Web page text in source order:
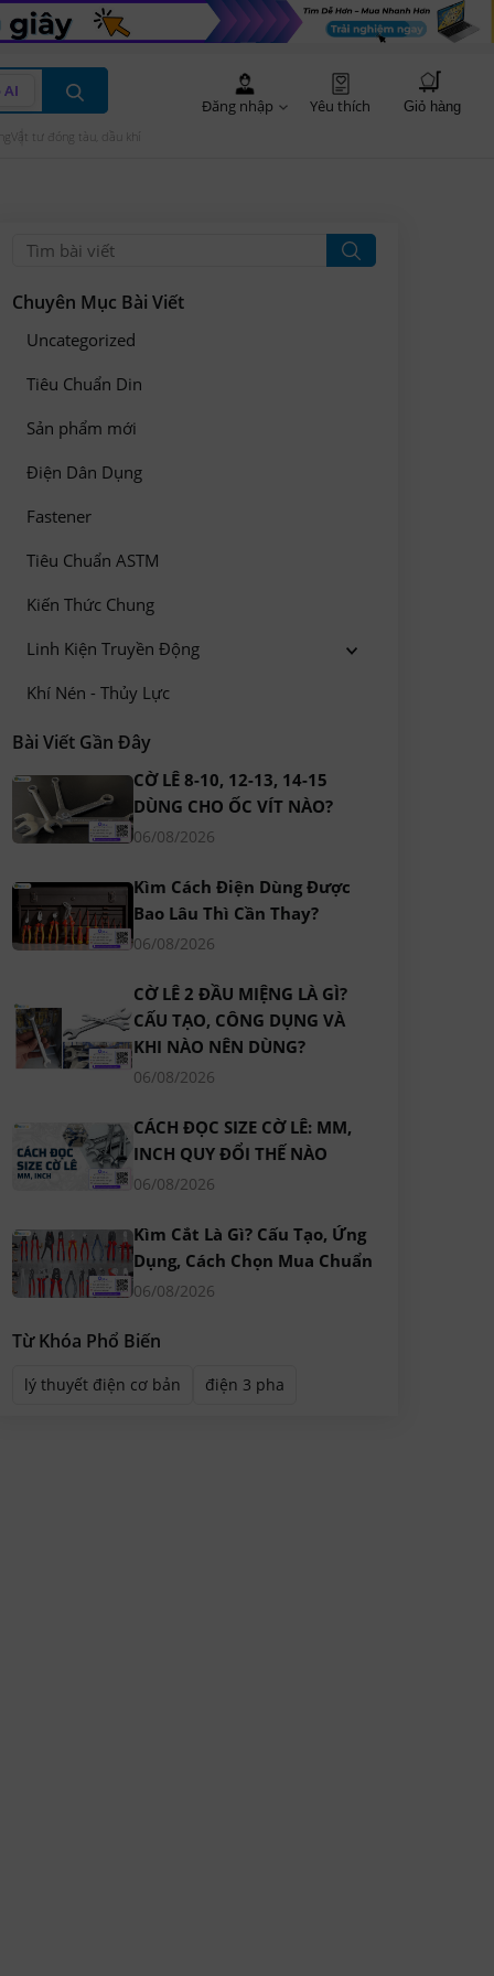
AI
Đăng nhập Yêu thích Giỏ hàng
Vật tư đóng tàu, dầu khí
Chuyên Mục Bài Viết
Uncategorized
Tiêu Chuẩn Din
Sản phẩm mới
Điện Dân Dụng
Fastener
Tiêu Chuẩn ASTM
Kiến Thức Chung
Linh Kiện Truyền Động
Khí Nén - Thủy Lực
Bài Viết Gần Đây
CỜ LÊ 8-10, 12-13, 14-15
DÙNG CHO ỐC VÍT NÀO?
06/08/2026
Kìm Cách Điện Dùng Được
Bao Lâu Thì Cần Thay?
06/08/2026
CỜ LÊ 2 ĐẦU MIỆNG LÀ GÌ?
CẤU TẠO, CÔNG DỤNG VÀ
KHI NÀO NÊN DÙNG?
06/08/2026
CÁCH ĐỌC SIZE CỜ LÊ: MM,
INCH QUY ĐỔI THẾ NÀO
06/08/2026
Kìm Cắt Là Gì? Cấu Tạo, Ứng
Dụng, Cách Chọn Mua Chuẩn
06/08/2026
Từ Khóa Phổ Biến
lý thuyết điện cơ bản điện 3 pha